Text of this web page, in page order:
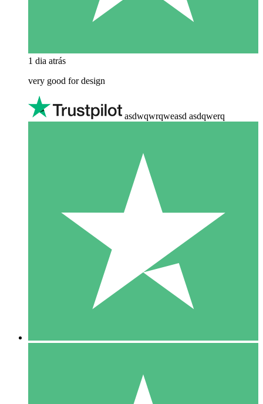
1 dia atrás
very good for design
asdwqwrqweasd asdqwerq